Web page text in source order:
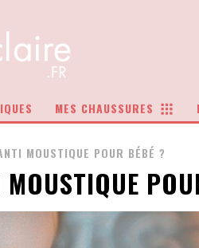
MES CHAUSSURES
MOUSTIQUE POUR BÉBÉ ?